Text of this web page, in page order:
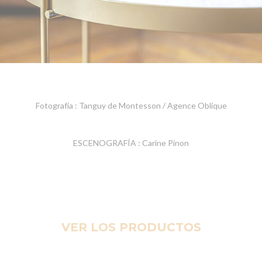
Fotografía : Tanguy de Montesson / Agence Oblique
ESCENOGRAFÍA : Carine Pinon
VER LOS PRODUCTOS